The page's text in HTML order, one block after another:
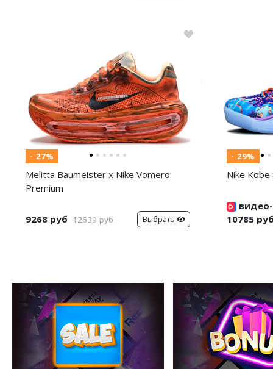
- 27%
Melitta Baumeister x Nike Vomero
Premium
9268 руб 12639 руб Выбрать
- 29%
Nike
10785 руб